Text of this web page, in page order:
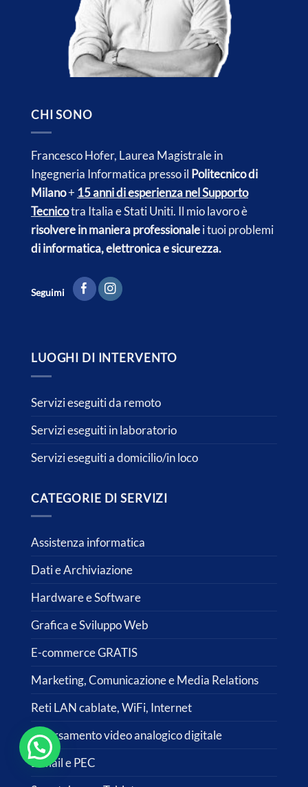
CHI SONO
Francesco Hofer, Laurea Magistrale in
Ingegneria Informatica presso il Politecnico di
Milano+ 15 anni di esperienza nel Supporto
Tecnicotra Italia eStati Uniti. Il mio lavoro è
risolvere in maniera professionalei tuoi problemi
di informatica, elettronica e sicurezza.
Seguimi
LUOGHI DI INTERVENTO
Servizi eseguiti da remoto
Servizi eseguiti in laboratorio
Servizi eseguiti a domicilio/in loco
CATEGORIE DI SERVIZI
Assistenza informatica
Dati e Archiviazione
Hardware e Software
Grafica e Sviluppo Web
E-commerce GRATIS
Marketing, Comunicazione e Media Relations
Reti LAN cablate, WiFi, Internet
Riversamento video analogico digitale
E-mail e PEC